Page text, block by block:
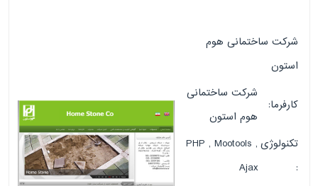
شرکت ساختمانی هوم
استون
کارفرما:
شرکت ساختمانی
هوم استون
تکنولوژی
:
PHP , Mootools ,
Ajax